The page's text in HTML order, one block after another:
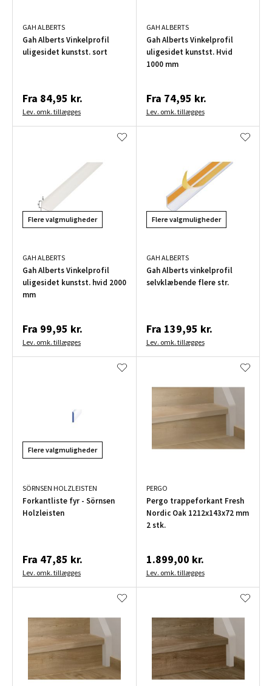
GAH ALBERTS
Gah Alberts Vinkelprofil
uligesidet kunstst. sort
Fra 84,95 kr.
Lev. omk. tillægges
GAH ALBERTS
Gah Alberts Vinkelprofil
uligesidet kunstst. Hvid
1000 mm
Fra 74,95 kr.
Lev. omk. tillægges
Flere valgmuligheder
GAH ALBERTS
Gah Alberts Vinkelprofil
uligesidet kunstst. hvid 2000
mm
Fra 99,95 kr.
Lev. omk. tillægges
Flere valgmuligheder
GAH ALBERTS
Gah Alberts vinkelprofil
selvklæbende flere str.
Fra 139,95 kr.
Lev. omk. tillægges
Flere valgmuligheder
SÖRNSEN HOLZLEISTEN
Forkantliste fyr - Sörnsen
Holzleisten
Fra 47,85 kr.
Lev. omk. tillægges
PERGO
Pergo trappeforkant Fresh
Nordic Oak 1212x143x72 mm
2 stk.
1.899,00 kr.
Lev. omk. tillægges